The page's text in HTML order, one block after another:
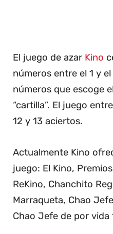
El juego de azar Kino
números entre el 1 y
números que escoge
“cartilla”. El juego
12 y 13 aciertos.
Actualmente Kino
juego: El Kino,
ReKino, Chanchito
Marraqueta, Chao
Chao Jefe de por